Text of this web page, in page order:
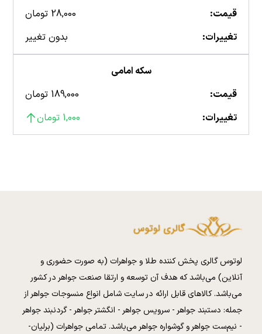
قیمت:
28,000 تومان
تغییرات:
بدون تغییر
سکه امامی
قیمت:
189,000 تومان
تغییرات:
1,000 تومان
لوتوس گالری پخش کننده طلا و جواهرات (به صورت حضوری و
آنلاین) می‌باشد که هدف آن توسعه و ارتقا صنعت جواهر در کشور
می‌باشد. کالا‌های قابل ارائه در سایت شامل انواع منسوجات جواهر از
جمله: دستبند جواهر - سرویس جواهر - انگشتر جواهر - گردنبند جواهر
- نیم‌ست جواهر و گوشواره جواهر می‌باشد. تمامی جواهرات (برلیان-